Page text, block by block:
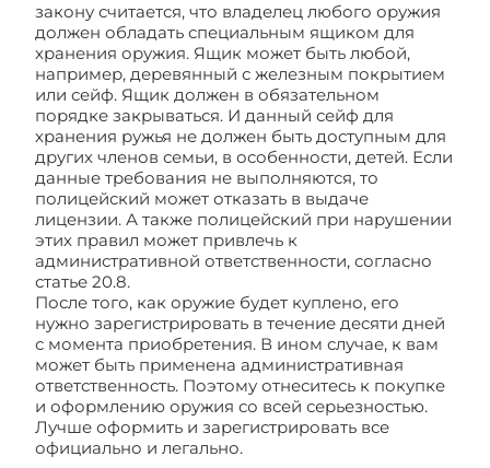
закону считается, что владелец любого оружия
должен обладать специальным ящиком для
хранения оружия. Ящик может быть любой,
например, деревянный с железным покрытием
или сейф. Ящик должен в обязательном
порядке закрываться. И данный сейф для
хранения ружья не должен быть доступным для
других членов семьи, в особенности, детей. Если
данные требования не выполняются, то
полицейский может отказать в выдаче
лицензии. А также полицейский при нарушении
этих правил может привлечь к
административной ответственности, согласно
статье 20.8.
После того, как оружие будет куплено, его
нужно зарегистрировать в течение десяти дней
с момента приобретения. В ином случае, к вам
может быть применена административная
ответственность. Поэтому отнеситесь к покупке
и оформлению оружия со всей серьезностью.
Лучше оформить и зарегистрировать все
официально и легально.